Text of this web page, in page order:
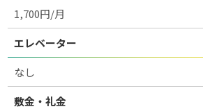
1,700円/月
エレベーター
なし
敷金・礼金